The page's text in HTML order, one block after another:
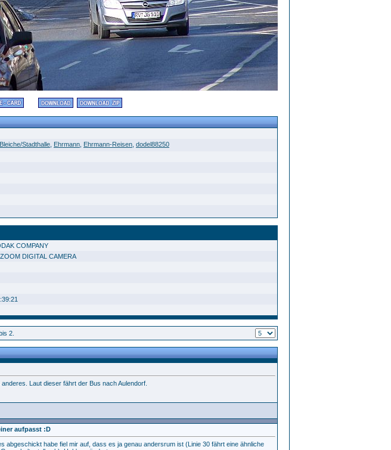
Bleiche/Stadthalle Ehrmann Ehrmann-Reisen dodel88250
COMPANY
DIGITAL CAMERA
2.
Laut dieser fährt der Bus nach Aulendorf.
aufpasst :D
abgeschickt habe fiel mir auf, dass es ja genau andersrum ist (Linie 30 fährt eine ähnliche